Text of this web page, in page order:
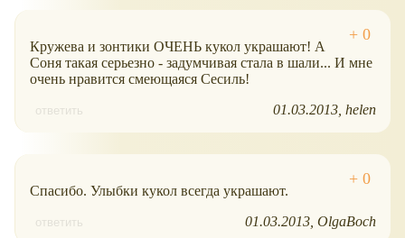
Кружева и зонтики ОЧЕНЬ кукол украшают! А
Соня такая серьезно - задумчивая стала в шали... И мне
очень нравится смеющаяся Сесиль!
ответить 01.03.2013 helen
Спасибо. Улыбки кукол всегда украшают.
ответить 01.03.2013 OlgaBoch